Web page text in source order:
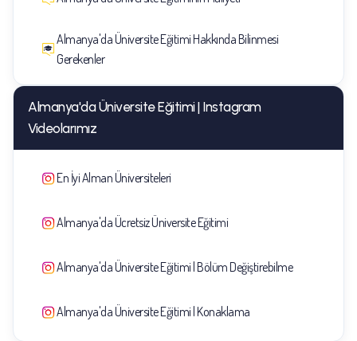
Almanya'da Üniversite Eğitimi Hakkında Bilinmesi
Gerekenler
Almanya'da Üniversite Eğitimi | Instagram
Videolarımız
En İyi Alman Üniversiteleri
Almanya'da Ücretsiz Üniversite Eğitimi
Almanya'da Üniversite Eğitimi | Bölüm Değiştirebilme
Almanya'da Üniversite Eğitimi | Konaklama